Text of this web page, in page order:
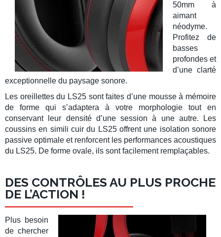
50mm à
aimant
néodyme.
Profitez de
basses
profondes et
d’une clarté
exceptionnelle du paysage sonore.
Les oreillettes du LS25 sont faites d’une mousse à mémoire
de forme qui s’adaptera à votre morphologie tout en
conservant leur densité d’une session à une autre. Les
coussins en simili cuir du LS25offrent une isolation sonore
passive optimale et renforcent les performances acoustiques
du LS25. De forme ovale, ils sont facilement remplaçables.
DES CONTRÔLES AU PLUS PROCHE
DE L’ACTION !
Plus besoin
de chercher